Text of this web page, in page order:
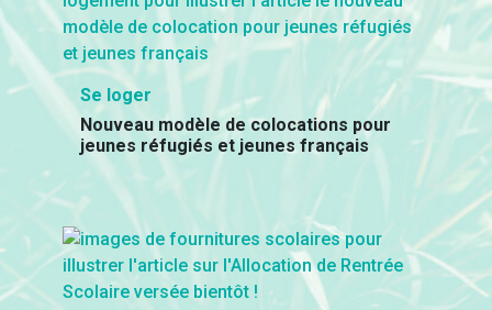
Se loger
Nouveau modèle de colocations pour
jeunes réfugiés et jeunes français